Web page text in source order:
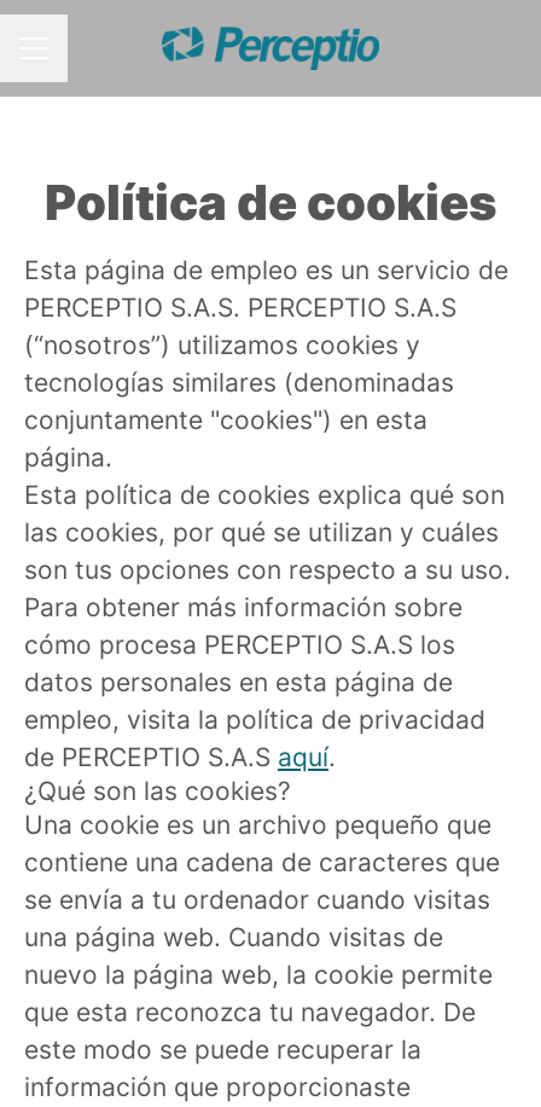
MENÚ DE EMPLEO
Política de cookies
Esta página de empleo es un servicio de
PERCEPTIO S.A.S. PERCEPTIO S.A.S
(“nosotros”) utilizamos cookies y
tecnologías similares (denominadas
conjuntamente "cookies") en esta
página.
Esta política de cookies explica qué son
las cookies, por qué se utilizan y cuáles
son tus opciones con respecto a su uso.
Para obtener más información sobre
cómo procesa PERCEPTIO S.A.S los
datos personales en esta página de
empleo, visita la política de privacidad
de PERCEPTIO S.A.S aquí.
¿Qué son las cookies?
Una cookie es un archivo pequeño que
contiene una cadena de caracteres que
se envía a tu ordenador cuando visitas
una página web. Cuando visitas de
nuevo la página web, la cookie permite
que esta reconozca tu navegador. De
este modo se puede recuperar la
información que proporcionaste